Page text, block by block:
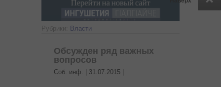
Рубрики: Власти
Обсужден ряд важных
вопросов
Соб. инф. | 31.07.2015